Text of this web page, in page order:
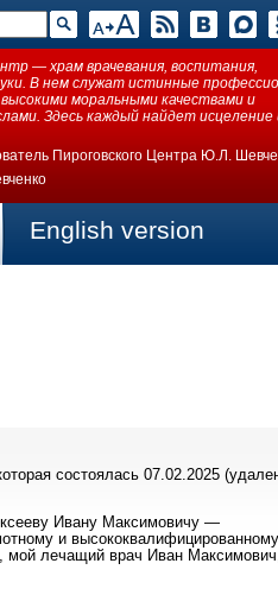
— храм врачевания, воспитания,
В нем служат истинные
моральными качествами и
Здесь каждый найдет исцеление
Пироговского Центра Ю.Л.
English version
состоялась 07.02.2025
Ивану Максимовичу —
и высококвалифицированному
мой лечащий врач Иван